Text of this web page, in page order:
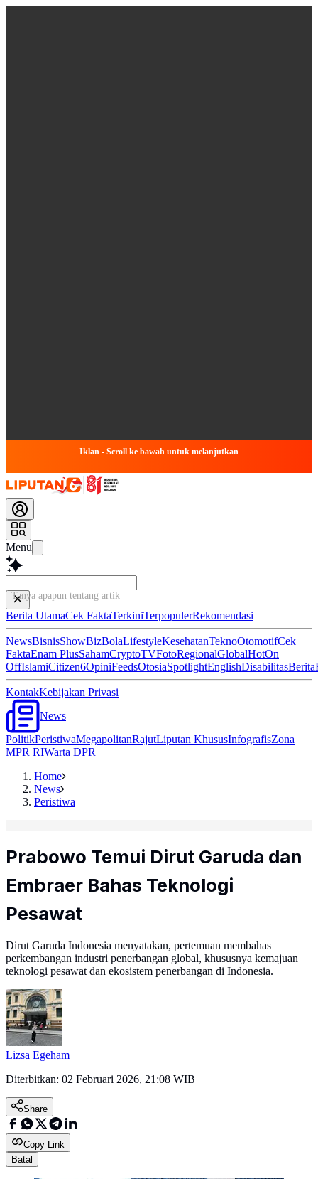
Iklan - Scroll ke bawah untuk melanjutkan
Menu
Tanya apapun tentang artikel ini...
Berita UtamaCek FaktaTerkiniTerpopulerRekomendasi
NewsBisnisShowBizBolaLifestyleKesehatanTeknoOtomotifCek
FaktaEnam PlusSahamCryptoTVFotoRegionalGlobalHotOn
OffIslamiCitizen6OpiniFeedsOtosiaSpotlightEnglishDisabilitasBerita
KontakKebijakan Privasi
News
PolitikPeristiwaMegapolitanRajutLiputan KhususInfografisZona
MPR RIWarta DPR
Home
News
Peristiwa
Prabowo Temui Dirut Garuda dan
Embraer Bahas Teknologi
Pesawat
Dirut Garuda Indonesia menyatakan, pertemuan membahas
perkembangan industri penerbangan global, khususnya kemajuan
teknologi pesawat dan ekosistem penerbangan di Indonesia.
Lizsa Egeham
Diterbitkan: 02 Februari 2026, 21:08 WIB
Share
Copy Link
Batal